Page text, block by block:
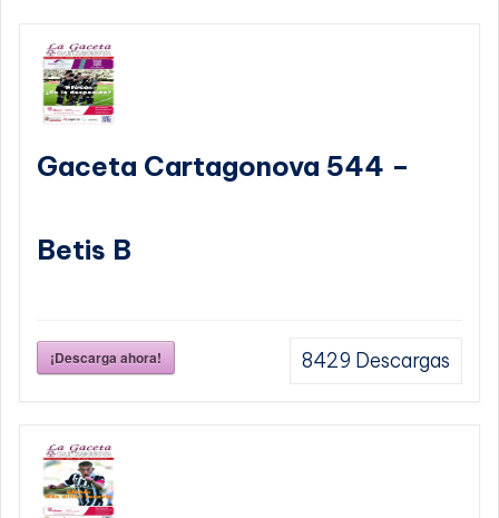
Gaceta Cartagonova 544 –
Betis B
¡Descarga ahora! 8429 Descargas